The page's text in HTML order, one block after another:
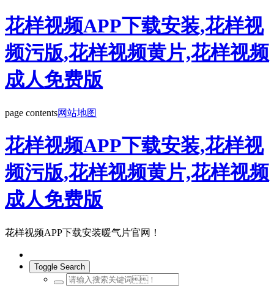
花样视频APP下载安装,花样视
频污版,花样视频黄片,花样视频
成人免费版
page contents网站地图
花样视频APP下载安装,花样视
频污版,花样视频黄片,花样视频
成人免费版
花样视频APP下载安装暖气片官网！
Toggle Search